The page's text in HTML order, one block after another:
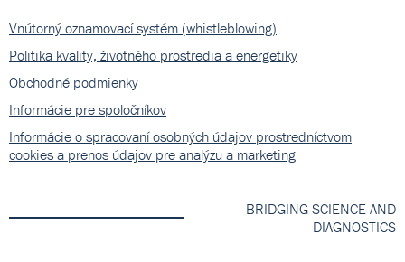
Vnútorný oznamovací systém (whistleblowing)
Politika kvality, životného prostredia a energetiky
Obchodné podmienky
Informácie pre spoločníkov
Informácie o spracovaní osobných údajov prostredníctvom
cookies a prenos údajov pre analýzu a marketing
BRIDGING SCIENCE AND
DIAGNOSTICS